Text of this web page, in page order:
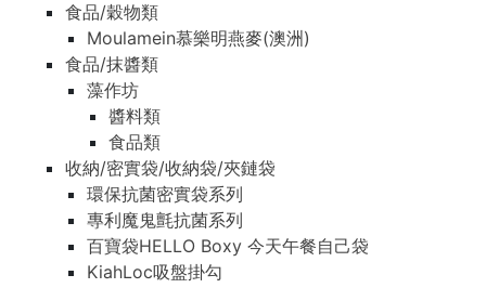
食品/穀物類
Moulamein慕樂明燕麥(澳洲)
食品/抹醬類
藻作坊
醬料類
食品類
收納/密實袋/收納袋/夾鏈袋
環保抗菌密實袋系列
專利魔鬼氈抗菌系列
百寶袋HELLO Boxy 今天午餐自己袋
KiahLoc吸盤掛勾